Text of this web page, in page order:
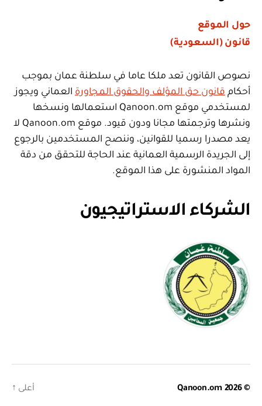
حول الموقع
قانون (السعودية)
نصوص القانون تعد ملكا عاما في سلطنة عمان بموجب
أحكام قانون حق المؤلف والحقوق المجاورة العماني ويجوز
لمستخدمي موقع Qanoon.om استعمالها ونسخها
ونشرها وترجمتها مجانا ودون قيود. موقع Qanoon.om لا
يعد مصدرا رسميا للقوانين، وننصح المستخدمين بالرجوع
إلى الجريدة الرسمية العمانية عند الحاجة للتحقق من دقة
المواد المنشورة على هذا الموقع.
الشركاء الاستراتيجيون
© 2026
Qanoon.om أعلى ↑